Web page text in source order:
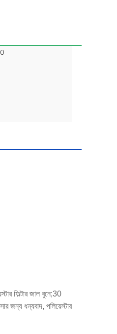
ফিল্টার জাল বুনে;30
জন্য ধন্যবাদ, পলিয়েস্টার